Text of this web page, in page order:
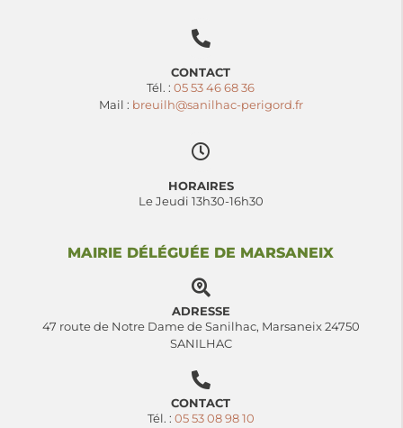
CONTACT
Tél. : 05 53 46 68 36
Mail : breuilh@sanilhac-perigord.fr
HORAIRES
Le Jeudi 13h30-16h30
MAIRIE DÉLÉGUÉE DE MARSANEIX
ADRESSE
47 route de Notre Dame de Sanilhac, Marsaneix 24750
SANILHAC
CONTACT
Tél. : 05 53 08 98 10